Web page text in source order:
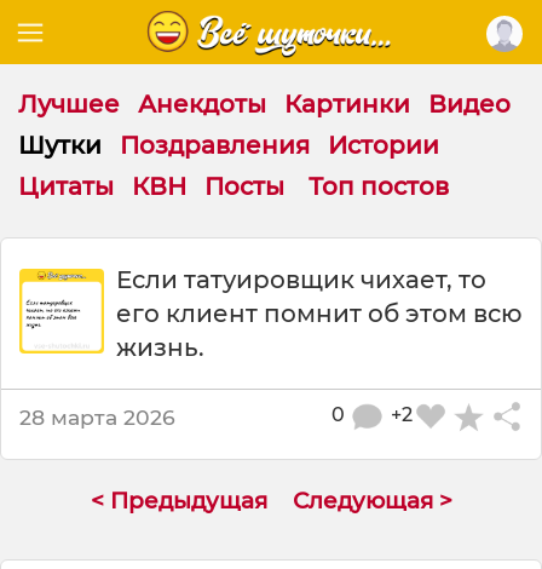
Лучшее Анекдоты Картинки
Видео
Шутки
Поздравления
Истории
Цитаты
КВН Посты Топ постов
:
а
Если татуировщик чихает, то
его клиент помнит об этом всю
жизнь.
28 марта 2026 +2
0
< Предыдущая Следующая >